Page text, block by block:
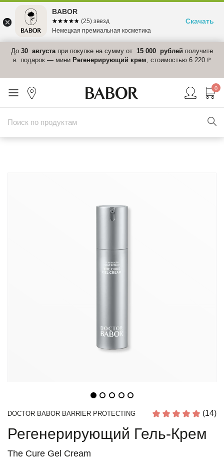
До 30 августапри покупке на сумму от 15 000 рублей получите
в подарок — мини Регенерирующий крем, стоимостью 6 220 ₽
0
DOCTOR BABOR BARRIER PROTECTING (14)
Регенерирующий Гель-Крем
The Cure Gel Cream
BABOR
☆☆☆☆☆
★★★★★ (25) звезд
Немецкая премиальная косметика
Скачать